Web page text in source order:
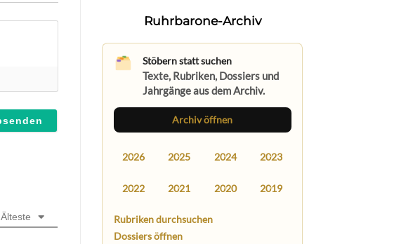
Älteste
Ruhrbarone-Archiv
Stöbern statt suchen
Texte, Rubriken, Dossiers und
Jahrgänge aus dem Archiv.
Archiv öffnen
2026 2025 2024 2023
2022 2021 2020 2019
Rubriken durchsuchen
Dossiers öffnen